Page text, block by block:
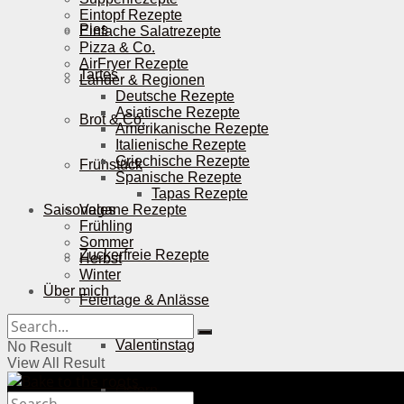
Pies
Tartes
Brot & Co.
Frühstück
Vegane Rezepte
Zuckerfreie Rezepte
Feiertage & Anlässe
Valentinstag
Ostern
Eintopf Rezepte
Einfache Salatrezepte
Pizza & Co.
AirFryer Rezepte
Länder & Regionen
Deutsche Rezepte
Asiatische Rezepte
Amerikanische Rezepte
Italienische Rezepte
Griechische Rezepte
Spanische Rezepte
Tapas Rezepte
Saisonales
Frühling
Sommer
Herbst
Winter
Über mich
No Result
View All Result